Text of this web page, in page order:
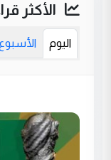
الأكثر
اليوم الأسبوع